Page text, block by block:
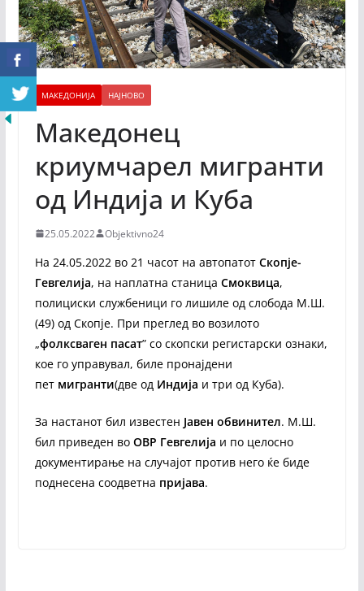
МАКЕДОНИЈА НАЈНОВО
Македонец
криумчарел мигранти
од Индија и Куба
25.05.2022 Objektivno24
На 24.05.2022 во 21 часот на автопатот Скопје-
Гевгелија, на наплатна станица Смоквица,
полициски службеници го лишиле од слобода М.Ш.
(49) од Скопје. При преглед во возилото
„фолксваген пасат” со скопски регистарски ознаки,
кое го управувал, биле пронајдени
пет мигранти(две од Индија и три од Куба).
За настанот бил известен Јавен обвинител. М.Ш.
бил приведен во ОВР Гевгелија и по целосно
документирање на случајот против него ќе биде
поднесена соодветна пријава.